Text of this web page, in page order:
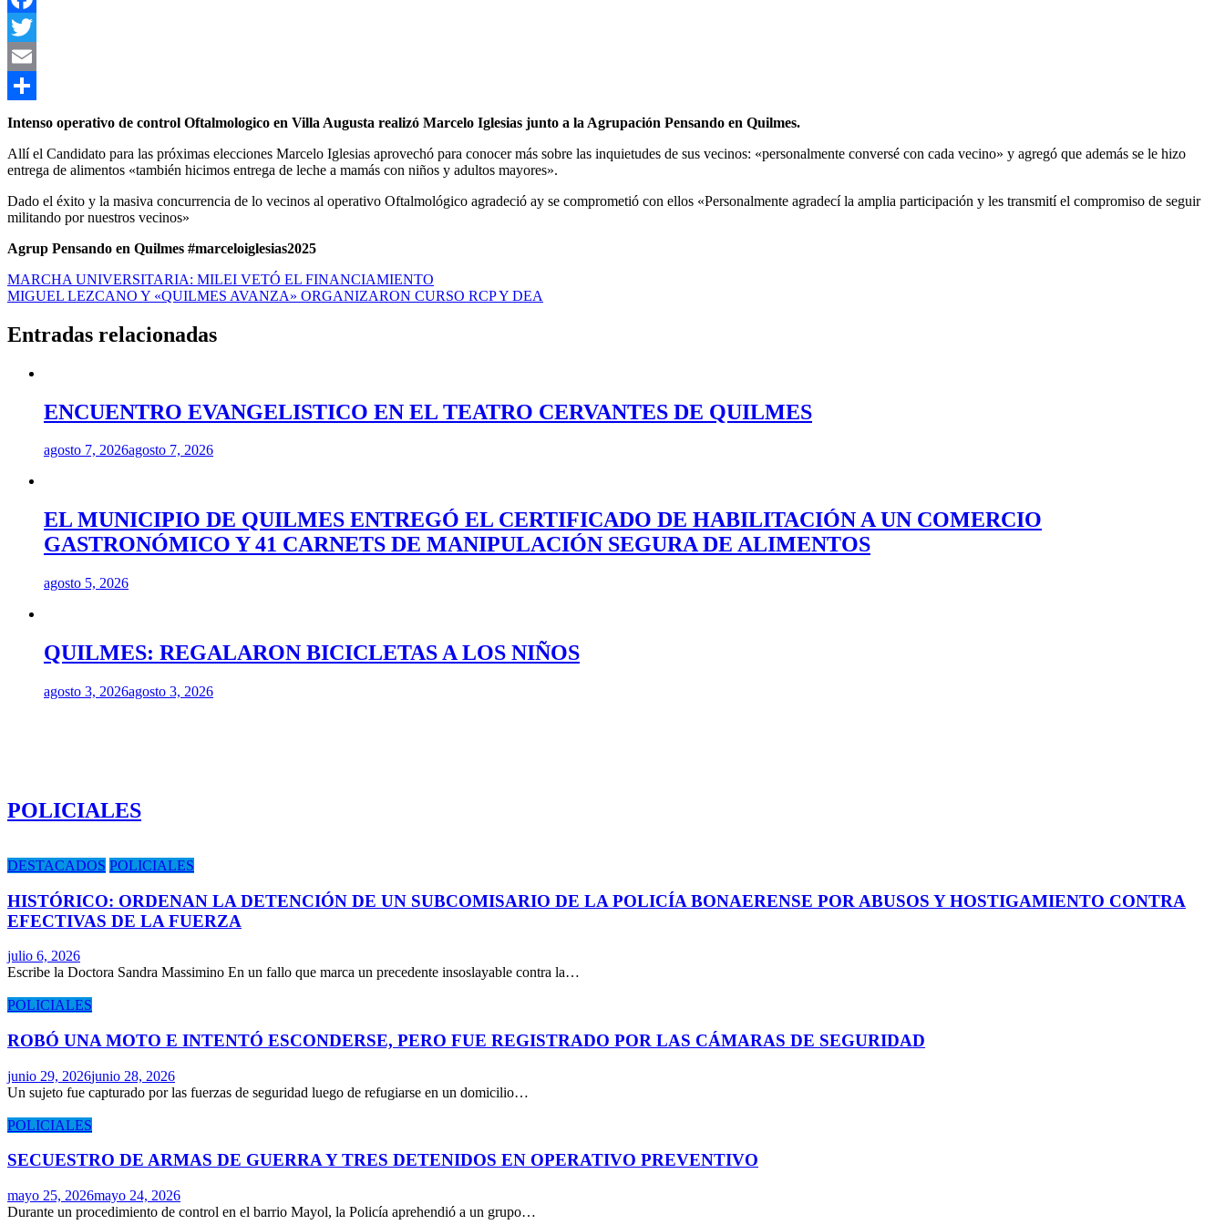
Facebook
Twitter
Email
Compartir
Intenso operativo de control Oftalmologico en Villa Augusta realizó Marcelo Iglesias junto a la Agrupación Pensando en Quilmes.
Allí el Candidato para las próximas elecciones Marcelo Iglesias aprovechó para conocer más sobre las inquietudes de sus vecinos: «personalmente conversé con cada vecino» y agregó que además se le hizo
entrega de alimentos «también hicimos entrega de leche a mamás con niños y adultos mayores».
Dado el éxito y la masiva concurrencia de lo vecinos al operativo Oftalmológico agradeció ay se comprometió con ellos «Personalmente agradecí la amplia participación y les transmití el compromiso de seguir
militando por nuestros vecinos»
Agrup Pensando en Quilmes #marceloiglesias2025
Navegación
de
entradas
MARCHA UNIVERSITARIA: MILEI VETÓ EL FINANCIAMIENTO
MIGUEL LEZCANO Y «QUILMES AVANZA» ORGANIZARON CURSO RCP Y DEA
Entradas relacionadas
ENCUENTRO EVANGELISTICO EN EL TEATRO CERVANTES DE QUILMES
agosto 7, 2026agosto 7, 2026
EL MUNICIPIO DE QUILMES ENTREGÓ EL CERTIFICADO DE HABILITACIÓN A UN COMERCIO
GASTRONÓMICO Y 41 CARNETS DE MANIPULACIÓN SEGURA DE ALIMENTOS
agosto 5, 2026
QUILMES: REGALARON BICICLETAS A LOS NIÑOS
agosto 3, 2026agosto 3, 2026
POLICIALES
DESTACADOS POLICIALES
HISTÓRICO: ORDENAN LA DETENCIÓN DE UN SUBCOMISARIO DE LA POLICÍA BONAERENSE POR ABUSOS Y HOSTIGAMIENTO CONTRA
EFECTIVAS DE LA FUERZA
julio 6, 2026
Escribe la Doctora Sandra Massimino En un fallo que marca un precedente insoslayable contra la…
POLICIALES
ROBÓ UNA MOTO E INTENTÓ ESCONDERSE, PERO FUE REGISTRADO POR LAS CÁMARAS DE SEGURIDAD
junio 29, 2026junio 28, 2026
Un sujeto fue capturado por las fuerzas de seguridad luego de refugiarse en un domicilio…
POLICIALES
SECUESTRO DE ARMAS DE GUERRA Y TRES DETENIDOS EN OPERATIVO PREVENTIVO
mayo 25, 2026mayo 24, 2026
Durante un procedimiento de control en el barrio Mayol, la Policía aprehendió a un grupo…